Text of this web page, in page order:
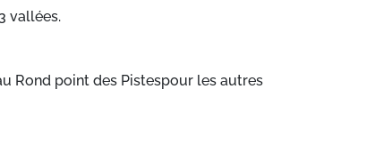
vallées.
Rond point des Pistespour les autres